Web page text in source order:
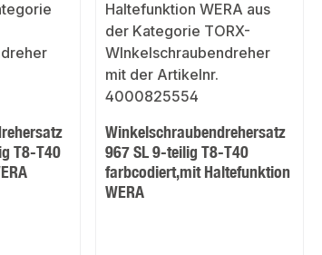
T8-T40
Winkelschraubendrehersatz
967 SL 9-teilig T8-T40
farbcodiert,mit Haltefunktion
WERA